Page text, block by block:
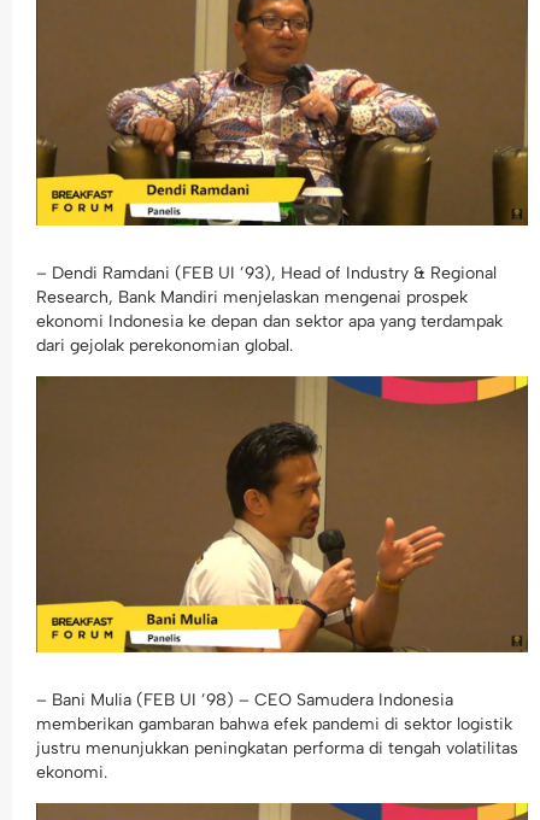
– Dendi Ramdani (FEB UI ’93), Head of Industry & Regional
Research, Bank Mandiri menjelaskan mengenai prospek
ekonomi Indonesia ke depan dan sektor apa yang terdampak
dari gejolak perekonomian global.
– Bani Mulia (FEB UI ’98) – CEO Samudera Indonesia
memberikan gambaran bahwa efek pandemi di sektor logistik
justru menunjukkan peningkatan performa di tengah volatilitas
ekonomi.